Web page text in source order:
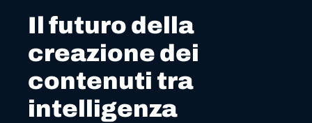
Il futuro della
creazione dei
contenuti tra
intelligenza